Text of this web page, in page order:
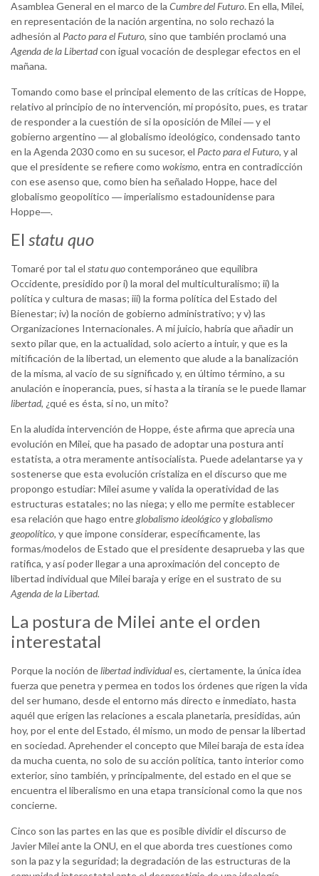
Asamblea General en el marco de la Cumbre del Futuro. En ella, Milei,
en representación de la nación argentina, no solo rechazó la
adhesión al Pacto para el Futuro, sino que también proclamó una
Agenda de la Libertadcon igual vocación de desplegar efectos en el
mañana.
Tomando como base el principal elemento de las críticas de Hoppe,
relativo al principio de no intervención, mi propósito, pues, es tratar
de responder a la cuestión de si la oposición de Milei ― y el
gobierno argentino ― al globalismo ideológico, condensado tanto
en la Agenda 2030 como en su sucesor, el Pacto para el Futuro, y al
que el presidente se refiere como wokismo, entra en contradicción
con ese asenso que, como bien ha señalado Hoppe, hace del
globalismo geopolítico ― imperialismo estadounidense para
Hoppe―.
El statu quo
Tomaré por tal el statu quocontemporáneo que equilibra
Occidente, presidido por i) la moral del multiculturalismo; ii) la
política y cultura de masas; iii) la forma política del Estado del
Bienestar; iv) la noción de gobierno administrativo; y v) las
Organizaciones Internacionales. A mi juicio, habría que añadir un
sexto pilar que, en la actualidad, solo acierto a intuir, y que es la
mitificación de la libertad, un elemento que alude a la banalización
de la misma, al vacío de su significado y, en último término, a su
anulación e inoperancia, pues, si hasta a la tiranía se le puede llamar
libertad, ¿qué es ésta, si no, un mito?
En la aludida intervención de Hoppe, éste afirma que aprecia una
evolución en Milei, que ha pasado de adoptar una postura anti
estatista, a otra meramente antisocialista. Puede adelantarse ya y
sostenerse que esta evolución cristaliza en el discurso que me
propongo estudiar: Milei asume y valida la operatividad de las
estructuras estatales; no las niega; y ello me permite establecer
esa relación que hago entreglobalismo ideológicoyglobalismo
geopolítico, y que impone considerar, específicamente, las
formas/modelos de Estado que el presidente desaprueba y las que
ratifica, y así poder llegar a una aproximación del concepto de
libertad individual que Milei baraja y erige en el sustrato de su
Agenda de la Libertad.
La postura de Milei ante el orden
interestatal
Porque la noción delibertad individuales, ciertamente, la única idea
fuerza que penetra y permea en todos los órdenes que rigen la vida
del ser humano, desde el entorno más directo e inmediato, hasta
aquél que erigen las relaciones a escala planetaria, presididas, aún
hoy, por el ente del Estado, él mismo, un modo de pensar la libertad
en sociedad. Aprehender el concepto que Milei baraja de esta idea
da mucha cuenta, no solo de su acción política, tanto interior como
exterior, sino también, y principalmente, del estado en el que se
encuentra el liberalismo en una etapa transicional como la que nos
concierne.
Cinco son las partes en las que es posible dividir el discurso de
Javier Milei ante la ONU, en el que aborda tres cuestiones como
son la paz y la seguridad; la degradación de las estructuras de la